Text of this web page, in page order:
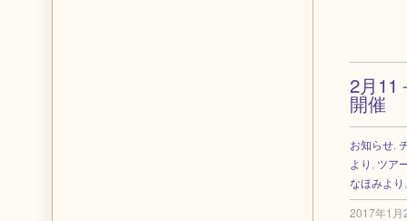
2月11
開催
お知らせ,
より ツア
なほみより
2017年1月